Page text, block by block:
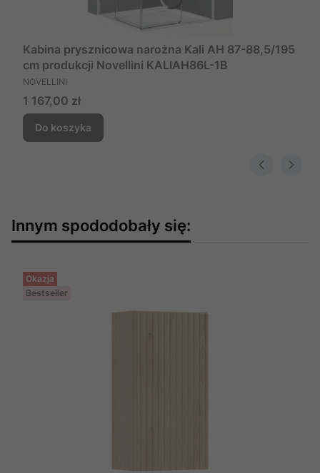
Kabina prysznicowa narożna Kali AH 87-88,5/195
cm produkcji Novellini KALIAH86L-1B
PRODUCENT
NOVELLINI
Cena
1 167,00 zł
Do koszyka
Innym spododobały się:
Okazja
Bestseller